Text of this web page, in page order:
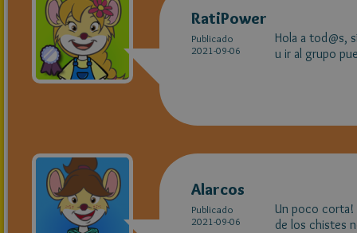
RatiPower
Publicado
2021-09-06
Hola a tod@s,
u ir al grupo
Alarcos
Publicado
2021-09-06
Un poco corta!
de los chistes